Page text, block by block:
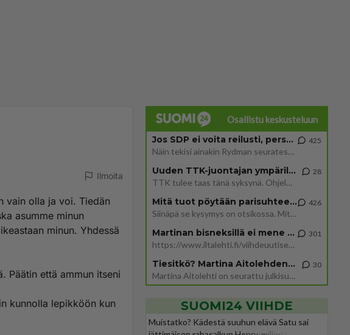
Ilmoita
vain olla ja voi. Tiedän
asumme minun
minun. Yhdessä
Päätin että ammun itseni
kunnolla lepikköön kun
Osallistu keskusteluun
Jos SDP ei voita reilusti, persut kumoavat demokratian Suomesta
Näin tekisi ainakin Rydman seuratessaan idolinsa Trumpin mallia https://www.is.fi/politiikka/art-2000012187244.html
425
Uuden TTK-juontajan ympärillä epätietoisuus sakenee - Nyt MTV hämmentää soppaa
TTK tulee taas tänä syksynä. Ohjelman uudet tähtioppilaat julkistetaan torstaina 6. elokuuta klo 14 alkavassa lehdistö
28
Mitä tuot pöytään parisuhteessa?
Siinäpä se kysymys on otsikossa. Mitäpä siis tuot/toisit pöytään parisuhteessa? Oletko mies vai nainen? Koetko sen mitä
426
Martinan bisneksillä ei mene hyvin
https://www.iltalehti.fi/viihdeuutiset/a/c46da6ab-340f-4790-aaa7-0865eed2336 Yrityksen konkurssihakemus on tullut kärä
301
Tiesitkö? Martina Aitolehden isäpuoli on tämä suosittu laulaja
Martina Aitolehti on seurattu julkisuuden henkilö. Lähipiiriin mahtuu muitakin tunnettuja henkilöitä. Tiesitkö, että Ma
30
SUOMI24 VIIHDE
Muistatko? Kädestä suuhun elävä Satu sai